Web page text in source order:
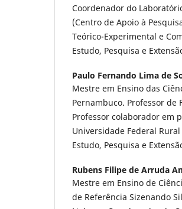
Coordenador do
(Centro de Apoio à
Teórico-Experimental e
Estudo, Pesquisa e
Paulo Fernando Lima de
Mestre em Ensino das
Pernambuco. Professor de
Professor colaborador em
Universidade Federal
Estudo, Pesquisa e
Rubens Filipe de Arruda
Mestre em Ensino de
de Referência Sizenando